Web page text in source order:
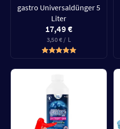
gastro Universaldünger 5
Liter
17,49 €
3,50 € / L